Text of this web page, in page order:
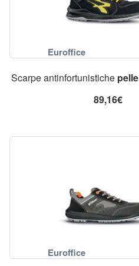
Scarpe antinfortunistiche pelle
89,16€